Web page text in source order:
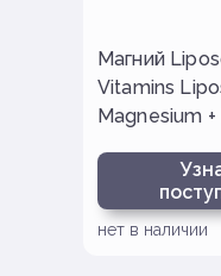
Магний
Vitamins
Magnesium
нет в наличии